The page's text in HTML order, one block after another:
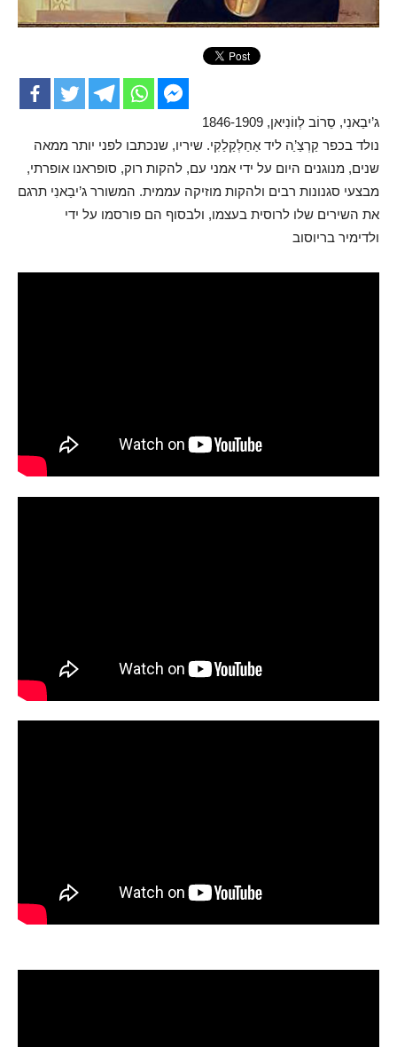
ג’יבַאנִי, סֵרוֹב לְווֹנִיאן, 1846-1909
נולד בכפר קַרְצַ’ַה ליד אַחַלְקַלַקִי. שיריו, שנכתבו לפני יותר ממאה
שנים, מנוגנים היום על ידי אמני עם, להקות רוק, סופראנו אופרתי,
מבצעי סגנונות רבים ולהקות מוזיקה עממית. המשורר ג’יבַאנִי תרגם
את השירים שלו לרוסית בעצמו, ולבסוף הם פורסמו על ידי
ולדימיר בריוסוב